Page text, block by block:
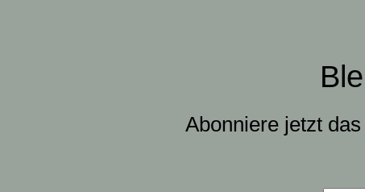
Abonniere jetzt das